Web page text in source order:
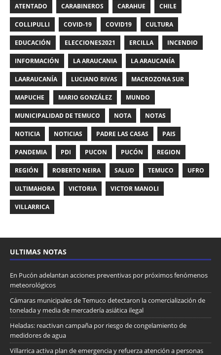
ATENTADO CARABINEROS CARAHUE CHILE
COLLIPULLI COVID-19 COVID19 CULTURA
EDUCACIÓN ELECCIONES2021 ERCILLA INCENDIO
INFORMACIÓN LA ARAUCANIA LA ARAUCANÍA
LAARAUCANÍA LUCIANO RIVAS MACROZONA SUR
MAPUCHE MARIO GONZÁLEZ MUNDO
MUNICIPALIDAD DE TEMUCO NOTA NOTAS
NOTICIA NOTICIAS PADRE LAS CASAS PAIS
PANDEMIA PDI PUCON PUCÓN REGION
REGIÓN ROBERTO NEIRA SALUD TEMUCO UFRO
ULTIMAHORA VICTORIA VICTOR MANOLI
VILLARRICA
ULTIMAS NOTAS
En Pucón adelantan acciones preventivas por próximos fenómenos
meteorológicos
Cámaras municipales de Temuco detectaron la comercialización de
tonelada y media de mercadería asiática ilegal
Heladas: reactivan campaña por riesgo de congelamiento de
medidores de agua
Villarrica activa plan de emergencia y refuerza atención a personas